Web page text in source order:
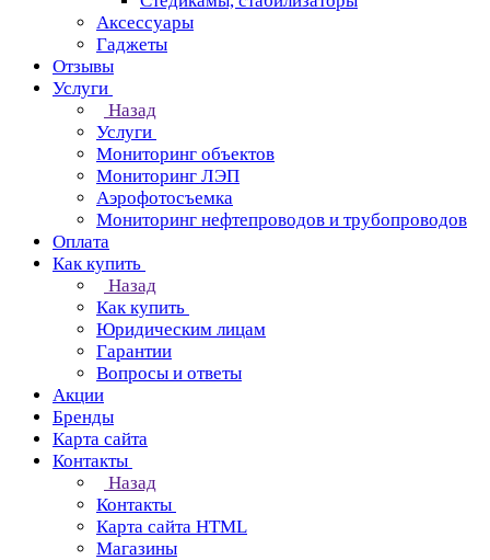
Аксессуары
Гаджеты
Отзывы
Услуги
Назад
Услуги
Мониторинг объектов
Мониторинг ЛЭП
Аэрофотосъемка
Мониторинг нефтепроводов и трубопроводов
Оплата
Как купить
Назад
Как купить
Юридическим лицам
Гарантии
Вопросы и ответы
Акции
Бренды
Карта сайта
Контакты
Назад
Контакты
Карта сайта HTML
Магазины